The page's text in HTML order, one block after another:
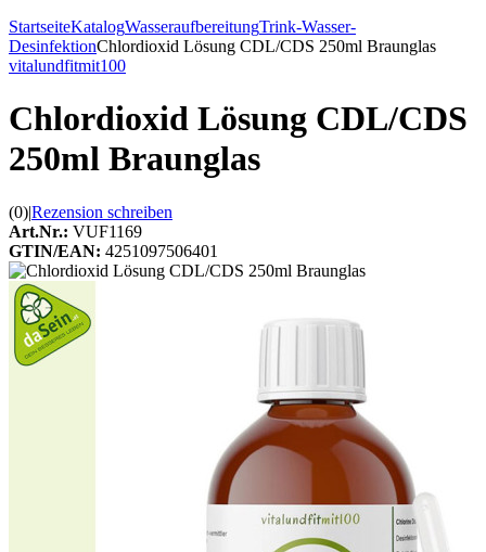
StartseiteKatalogWasseraufbereitungTrink-Wasser-
DesinfektionChlordioxid Lösung CDL/CDS 250ml Braunglas
vitalundfitmit100
Chlordioxid Lösung CDL/CDS
250ml Braunglas
(0)|Rezension schreiben
Art.Nr.: VUF1169
GTIN/EAN: 4251097506401